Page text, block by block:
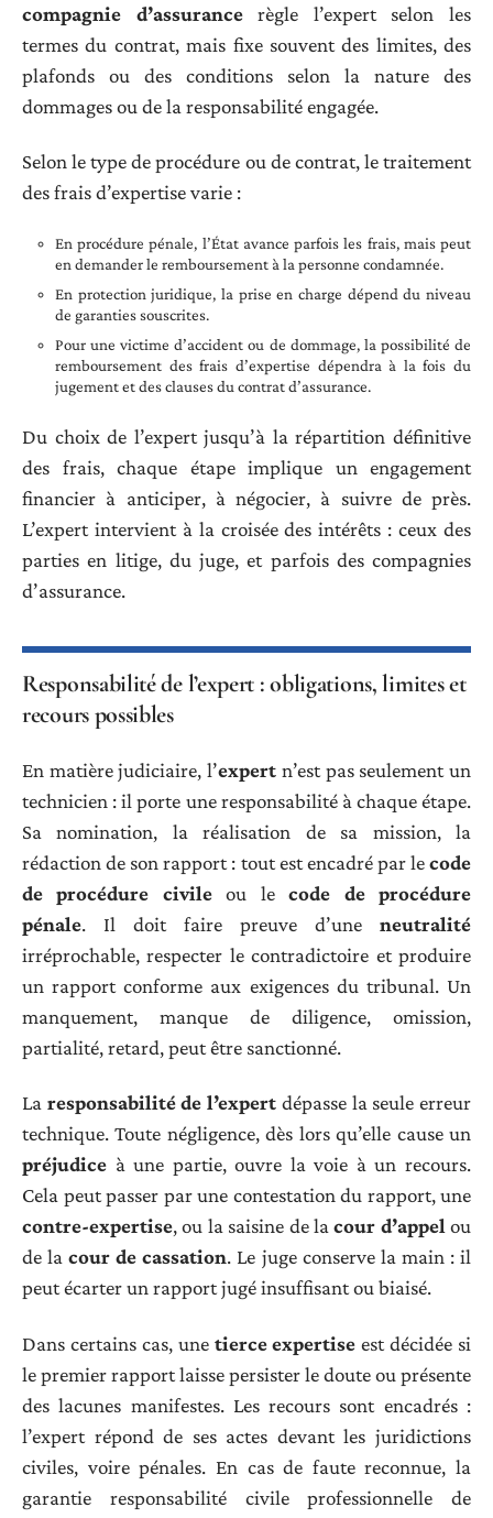
compagnie d’assurancerègle l’expert selon les
termes du contrat, mais fixe souvent des limites, des
plafonds ou des conditions selon la nature des
dommages ou de la responsabilité engagée.
Selon le type de procédure ou de contrat, le traitement
des frais d’expertise varie :
En procédure pénale, l’État avance parfois les frais, mais peut
en demander le remboursement à la personne condamnée.
En protection juridique, la prise en charge dépend du niveau
de garanties souscrites.
Pour une victime d’accident ou de dommage, la possibilité de
remboursement des frais d’expertise dépendra à la fois du
jugement et des clauses du contrat d’assurance.
Du choix de l’expert jusqu’à la répartition définitive
des frais, chaque étape implique un engagement
financier à anticiper, à négocier, à suivre de près.
L’expert intervient à la croisée des intérêts : ceux des
parties en litige, du juge, et parfois des compagnies
d’assurance.
Responsabilité de l’expert : obligations, limites et
recours possibles
En matière judiciaire, l’expert n’est pas seulement un
technicien : il porte une responsabilité à chaque étape.
Sa nomination, la réalisation de sa mission, la
rédaction de son rapport : tout est encadré par lecode
de procédure civileou lecode de procédure
pénale. Il doit faire preuve d’une neutralité
irréprochable, respecter le contradictoire et produire
un rapport conforme aux exigences du tribunal. Un
manquement, manque de diligence, omission,
partialité, retard, peut être sanctionné.
La responsabilité de l’expert dépasse la seule erreur
technique. Toute négligence, dès lors qu’elle cause un
préjudice à une partie, ouvre la voie à un recours.
Cela peut passer par une contestation du rapport, une
contre-expertise, ou la saisine de lacour d’appelou
de lacour de cassation. Le juge conserve la main : il
peut écarter un rapport jugé insuffisant ou biaisé.
Dans certains cas, une tierce expertise est décidée si
le premier rapport laisse persister le doute ou présente
des lacunes manifestes. Les recours sont encadrés :
l’expert répond de ses actes devant les juridictions
civiles, voire pénales. En cas de faute reconnue, la
garantie responsabilité civile professionnelle de